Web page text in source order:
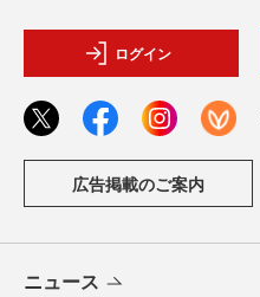
ログイン
広告掲載のご案内
ニュース